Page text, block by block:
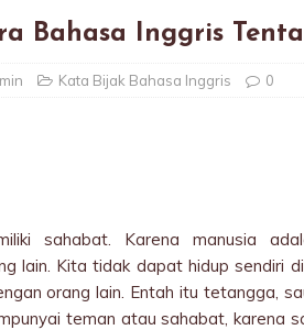
Bahasa Inggris
Kata Bijak Bahasa Inggris 0
sahabat. Karena manusia
lain. Kita tidak dapat hidup sendiri
orang lain. Entah itu tetangga,
teman atau sahabat, karena